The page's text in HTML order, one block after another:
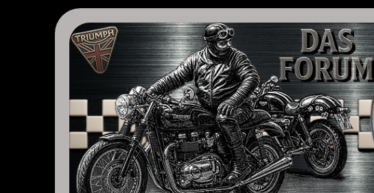
thruxton-forum.de
DAS FORUM! Alles rund um die Triumph Modern Classic Modelle. Das Forum für
Street Cup, America und Speedmaster.